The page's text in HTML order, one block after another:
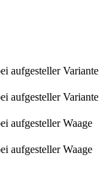
aufgesteller Variante
aufgesteller Variante
aufgesteller Waage
aufgesteller Waage